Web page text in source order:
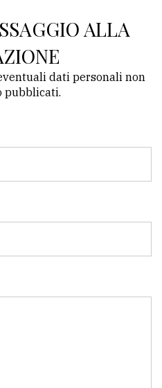
ALLA
dati personali non
pubblicati.